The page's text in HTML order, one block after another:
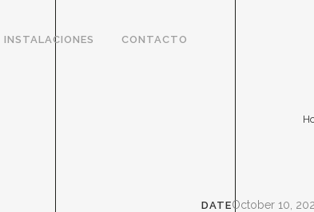
INSTALACIONES CONTACTO
DATEOctober 10,